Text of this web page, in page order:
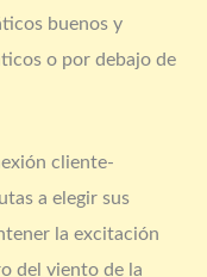
buenos y
o por debajo de
cliente-
a elegir sus
la excitación
del viento de la